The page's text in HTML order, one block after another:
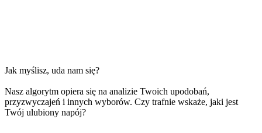
Jak myślisz, uda nam się?
Nasz algorytm opiera się na analizie Twoich upodobań,
przyzwyczajeń i innych wyborów. Czy trafnie wskaże, jaki jest
Twój ulubiony napój?